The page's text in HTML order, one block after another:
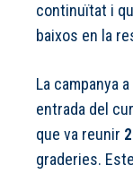
continuïtat i
baixos en la
La campanya
entrada del
que va reunir
graderies.